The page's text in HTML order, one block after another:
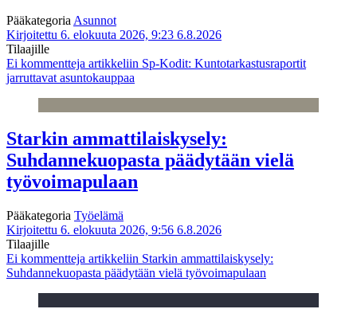
Pääkategoria Asunnot
Kirjoitettu 6. elokuuta 2026, 9:23 6.8.2026
Tilaajille
Ei kommentteja artikkeliin Sp-Kodit: Kuntotarkastusraportit
jarruttavat asuntokauppaa
Starkin ammattilaiskysely:
Suhdannekuopasta päädytään vielä
työvoimapulaan
Pääkategoria Työelämä
Kirjoitettu 6. elokuuta 2026, 9:56 6.8.2026
Tilaajille
Ei kommentteja artikkeliin Starkin ammattilaiskysely:
Suhdannekuopasta päädytään vielä työvoimapulaan